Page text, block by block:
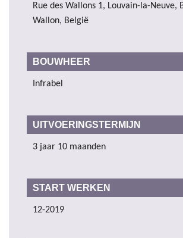
Rue des Wallons 1, Louvain-la-Neuve,
Wallon, België
BOUWHEER
Infrabel
UITVOERINGSTERMIJN
3 jaar 10 maanden
START WERKEN
12-2019